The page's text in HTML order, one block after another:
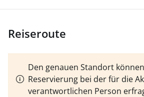
Navigationslizenz validieren, indem
stündige Übung für nur 125 €
Reiseroute
Den genauen Standort
Reservierung bei der für die
verantwortlichen Person